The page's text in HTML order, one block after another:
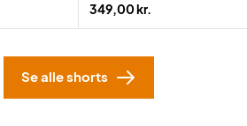
349,00 kr.
Se alle shorts